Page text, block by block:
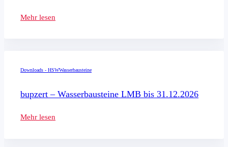
Mehr lesen
Downloads - HSWWasserbausteine
bupzert – Wasserbausteine LMB bis 31.12.2026
Mehr lesen